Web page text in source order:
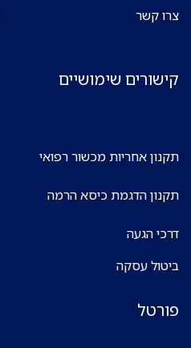
צרו קשר
קישורים שימושיים
תקנון אחריות מכשור רפואי
תקנון הדגמת כיסא הרמה
דרכי הגעה
ביטול עסקה
פורטל